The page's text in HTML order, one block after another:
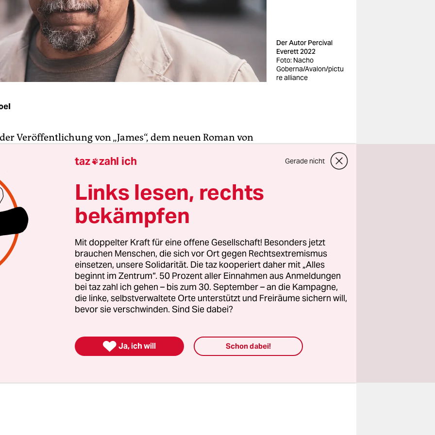
Der Autor Percival
Everett 2022
Foto: Nacho
Goberna/Avalon/pictu
re alliance
Veröffentlichung von „James“, dem neuen Roman von
Schriftstellers. Maya Binyam, die Autorin, fragt darin
Autor nach seiner Lektüre von Mark Twains
des Huckleberry Finn“, dessen Geschichte „James“ nun
des Sklaven Jim neu erzählt.
Everett, den Roman als Jugendlicher nicht mit
Begeisterung gelesen. Bei der neuerlichen Lektüre, vor der
von „James“, hätte er ihn als„blur“empfunden, was so viel
„verschwommen“, „undeutlich“, aber auch „verzerrend“.
taz zahl ich Gerade nicht
Links lesen, rechts
bekämpfen
Mit doppelter Kraft für eine offene Gesellschaft! Besonders jetzt
brauchen Menschen, die sich vor Ort gegen Rechtsextremismus
einsetzen, unsere Solidarität. Die taz kooperiert daher mit „Alles
beginnt im Zentrum“. 50 Prozent aller Einnahmen aus Anmeldungen
bei taz zahl ich gehen – bis zum 30. September – an die Kampagne,
die linke, selbstverwaltete Orte unterstützt und Freiräume sichern will,
bevor sie verschwinden. Sind Sie dabei?
 Ja, ich will Schon dabei!